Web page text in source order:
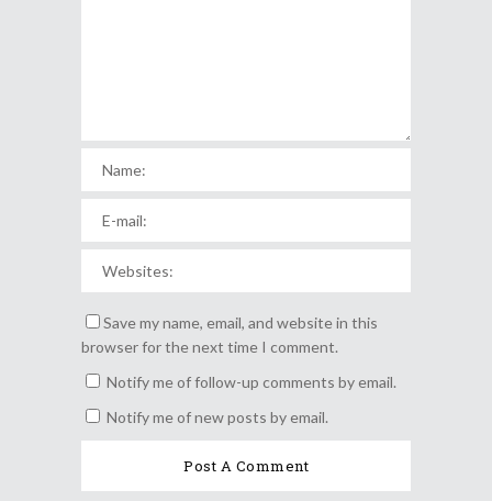
Save my name, email, and website in this
browser for the next time I comment.
Notify me of follow-up comments by email.
Notify me of new posts by email.